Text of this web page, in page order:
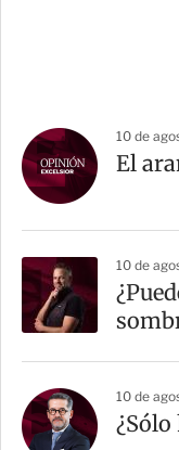
10 de
El
10 de
10 de